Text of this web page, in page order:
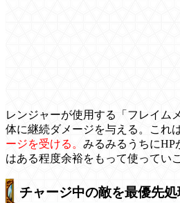
レンジャーが使用する「フレイム
体に継続ダメージを与える。これ
ージを受ける。 みるみるうちにHP
はある程度余裕をもって使っていこ
チャージ中の敵を最優先処